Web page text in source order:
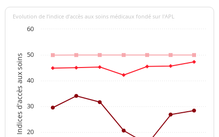
Indices d'accès aux soins
Evolution de l’indice d’accès aux soins médicaux fondé sur l'APL
20
30
40
50
60